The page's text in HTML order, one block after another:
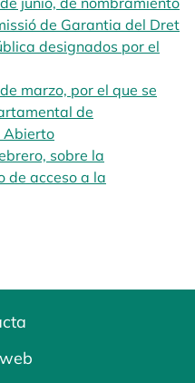
de Garantia del Dret
designados por el
marzo, por el que se
de
Abierto
sobre la
de acceso a la